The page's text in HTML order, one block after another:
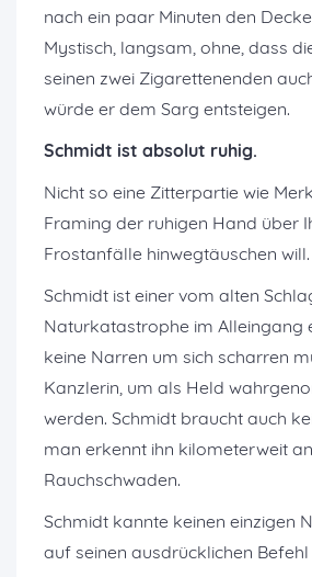
nach ein paar Minuten den
Mystisch, langsam, ohne, dass
seinen zwei Zigarettenenden
würde er dem Sarg entsteigen.
Schmidt ist absolut ruhig.
Nicht so eine Zitterpartie wie
Framing der ruhigen Hand über
Frostanfälle hinwegtäuschen will.
Schmidt ist einer vom alten
Naturkatastrophe im Alleingang
keine Narren um sich scharren
Kanzlerin, um als Held
werden. Schmidt braucht auch
man erkennt ihn kilometerweit
Rauchschwaden.
Schmidt kannte keinen einzigen
auf seinen ausdrücklichen